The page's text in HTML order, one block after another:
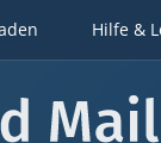
Hilfe &